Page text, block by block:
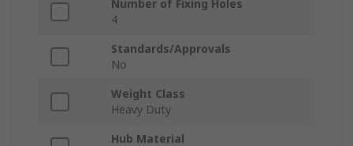
Number of Fixing Holes
4
Standards/Approvals
No
Weight Class
Heavy Duty
Hub Material